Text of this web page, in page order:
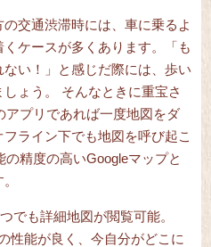
交通渋滞時には、車に乗るよ
ケースが多くあります。「も
い！」と感じだ際には、歩い
ょう。
そんなときに重宝さ
アプリであれば一度地図をダ
ライン下でも地図を呼び起こ
精度の高いGoogleマップと
詳細地図が閲覧可能。
能が良く、今自分がどこに